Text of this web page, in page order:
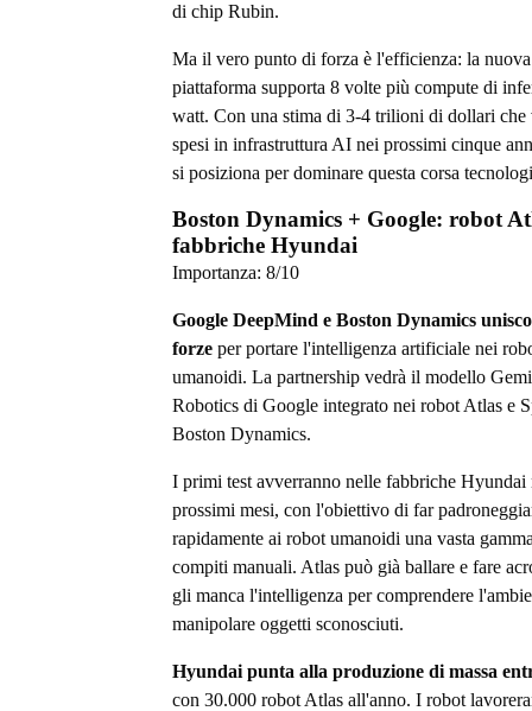
di chip Rubin.
Ma il vero punto di forza è l'efficienza: la nuova
piattaforma supporta 8 volte più compute di
watt. Con una stima di 3-4 trilioni di dollari che
spesi in infrastruttura AI nei prossimi cinque
si posiziona per dominare questa corsa
Boston Dynamics + Google: robot
fabbriche Hyundai
Importanza: 8/10
Google DeepMind e Boston Dynamics
forze per portare l'intelligenza artificiale nei
umanoidi. La partnership vedrà il modello
Robotics di Google integrato nei robot Atlas e
Boston Dynamics.
I primi test avverranno nelle fabbriche Hyundai
prossimi mesi, con l'obiettivo di far
rapidamente ai robot umanoidi una vasta
compiti manuali. Atlas può già ballare e fare
gli manca l'intelligenza per comprendere
manipolare oggetti sconosciuti.
Hyundai punta alla produzione di massa
con 30.000 robot Atlas all'anno. I robot